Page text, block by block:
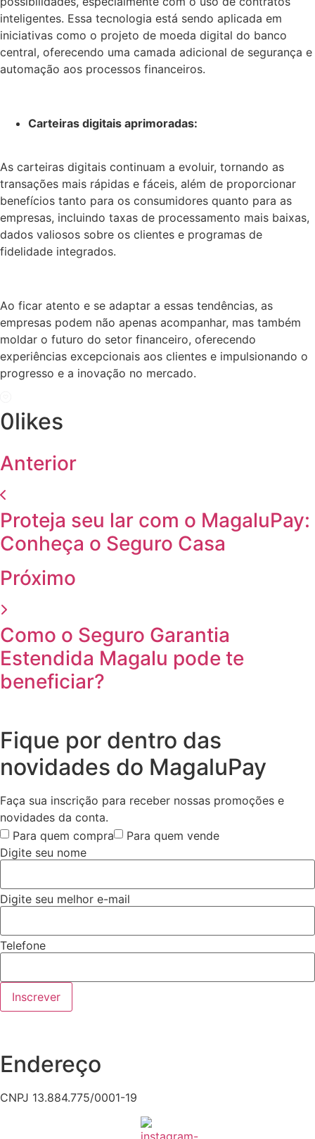
inteligentes. Essa tecnologia está sendo aplicada em
iniciativas como o projeto de moeda digital do banco
central, oferecendo uma camada adicional de segurança e
automação aos processos financeiros.
Carteiras digitais aprimoradas:
As carteiras digitais continuam a evoluir, tornando as
transações mais rápidas e fáceis, além de proporcionar
benefícios tanto para os consumidores quanto para as
empresas, incluindo taxas de processamento mais baixas,
dados valiosos sobre os clientes e programas de
fidelidade integrados.
Ao ficar atento e se adaptar a essas tendências, as
empresas podem não apenas acompanhar, mas também
moldar o futuro do setor financeiro, oferecendo
experiências excepcionais aos clientes e impulsionando o
progresso e a inovação no mercado.
0likes
Anterior
Proteja seu lar com o MagaluPay:
Conheça o Seguro Casa
Próximo
Como o Seguro Garantia
Estendida Magalu pode te
beneficiar?
Fique por dentro das
novidades do MagaluPay
Faça sua inscrição para receber nossas promoções e
novidades da conta.
Para quem compra
Para quem vende
Digite seu nome
Digite seu melhor e-mail
Telefone
Inscrever
Endereço
CNPJ 13.884.775/0001-19